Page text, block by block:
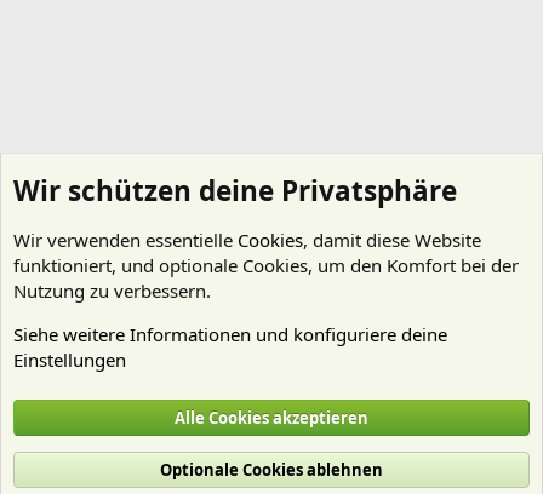
Cookies
Deutsch (Du)
Nutzungsbedingungen
Datenschutz Hilfe und Impressum
R
Wir schützen deine Privatsphäre
Wir verwenden essentielle Cookies, damit diese Website
funktioniert, und optionale Cookies, um den Komfort bei der
Nutzung zu verbessern.
Siehe weitere Informationen und konfiguriere deine
Einstellungen
Alle Cookies akzeptieren
Optionale Cookies ablehnen